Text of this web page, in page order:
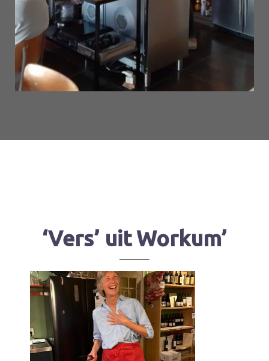
‘Vers’ uit Workum’